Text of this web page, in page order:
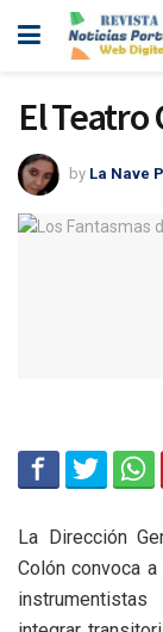
El Teatro
by La Nave
La Dirección
Colón convoca